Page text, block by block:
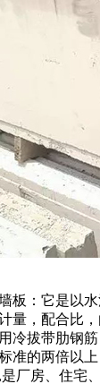
板：它是以
量，配合比
冷拔带肋钢
准的两倍以
厂房、住宅